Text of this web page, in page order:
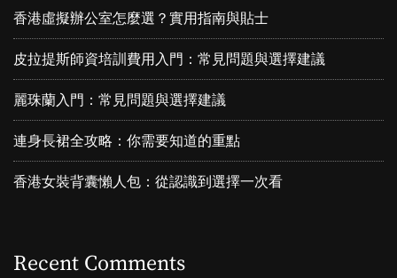
香港虛擬辦公室怎麼選？實用指南與貼士
皮拉提斯師資培訓費用入門：常見問題與選擇建議
麗珠蘭入門：常見問題與選擇建議
連身長裙全攻略：你需要知道的重點
香港女裝背囊懶人包：從認識到選擇一次看
Recent Comments